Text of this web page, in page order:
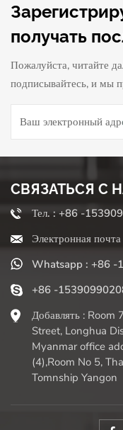
получать
Пожалуйста, читайте
подписывайтесь, и мы
думаете.
СВЯЗАТЬСЯ С
Тел. : +86 -
Электронная
Whatsapp : +86 -
+86 -
Добавлять :
Street, Longhua
Myanmar office
(4),Room No 5,
Tomnship Yangon